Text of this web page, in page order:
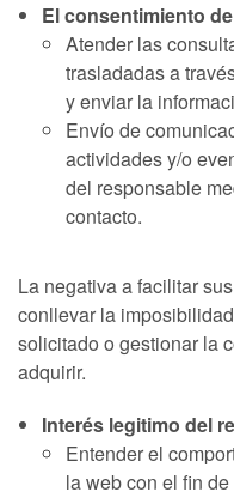
El consentimiento
Atender las
trasladadas a
y enviar la
Envío de
actividades y/o
del responsable
contacto.
La negativa a facilitar
conllevar la
solicitado o gestionar la
adquirir.
Interés legitimo del
Entender el
la web con el fin